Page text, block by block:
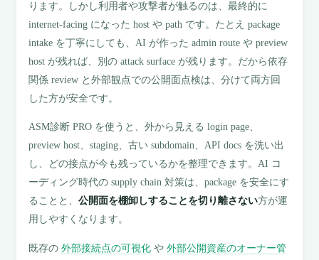
ります。しかし利用者や攻撃者が触るのは、最終的に
internet-facing になった host や path です。たとえ package
intake を丁寧にしても、AI が作った admin route や preview
host が残れば、別の attack surface が残ります。だから依存
関係 review と外部観点での公開面点検は、分けて両方回
した方が安全です。
ASM診断 PRO を使うと、外から見える login page、
preview host、staging、古い subdomain、API docs を洗い出
し、どの接点が今も残っているかを整理できます。AI コ
ーディング時代の supply chain 対策は、package を安全にす
ることと、公開面を棚卸しすることを切り離さない方が運
用しやすくなります。
既存の外部接続点の可視化 や外部公開資産のオーナー管